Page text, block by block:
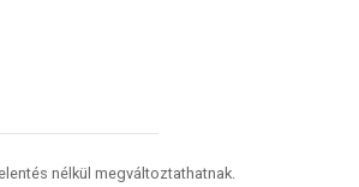
nélkül megváltoztathatnak.